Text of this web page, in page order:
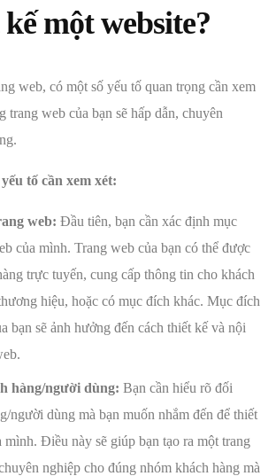
một website?
web, có một số yếu tố quan trọng cần xem
trang web của bạn sẽ hấp dẫn, chuyên
tố cần xem xét:
web: Đầu tiên, bạn cần xác định mục
của mình. Trang web của bạn có thể được
trực tuyến, cung cấp thông tin cho khách
hiệu, hoặc có mục đích khác. Mục đích
bạn sẽ ảnh hưởng đến cách thiết kế và nội
hàng/người dùng: Bạn cần hiểu rõ đối
người dùng mà bạn muốn nhắm đến để thiết
mình. Điều này sẽ giúp bạn tạo ra một trang
nghiệp cho đúng nhóm khách hàng mà